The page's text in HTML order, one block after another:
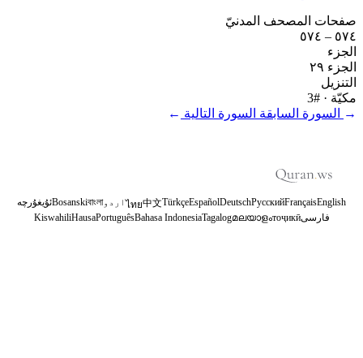
صفحات المصحف المدنيّ
٥٧٤ – ٥٧٤
الجزء
الجزء ٢٩
التنزيل
مكيّة · #3
←
السورة السابقة السورة التالية →
English
Français
Русский
Deutsch
Español
Türkçe
中文
ไทยاردوবাংলা
Bosanskiئۇيغۇرچە
فارسیтоҷикӣ
മലയാളം
Tagalog
Bahasa Indonesia
Português
Hausa
Kiswahili